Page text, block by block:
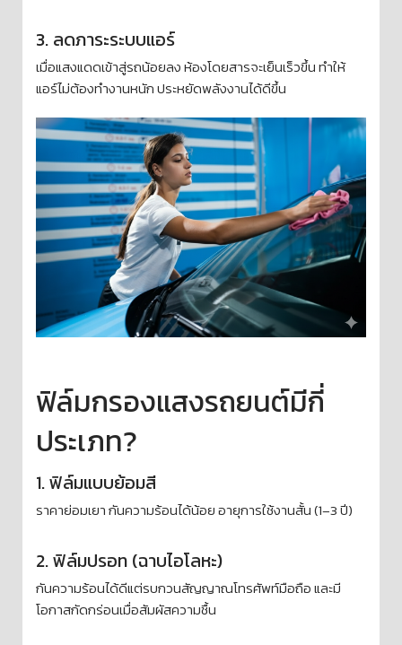
3. ลดภาระระบบแอร์
เมื่อแสงแดดเข้าสู่รถน้อยลง ห้องโดยสารจะเย็นเร็วขึ้น ทำให้
แอร์ไม่ต้องทำงานหนัก ประหยัดพลังงานได้ดีขึ้น
ฟิล์มกรองแสงรถยนต์มีกี่
ประเภท?
1. ฟิล์มแบบย้อมสี
ราคาย่อมเยา กันความร้อนได้น้อย อายุการใช้งานสั้น (1–3 ปี)
2. ฟิล์มปรอท (ฉาบไอโลหะ)
กันความร้อนได้ดีแต่รบกวนสัญญาณโทรศัพท์มือถือ และมี
โอกาสกัดกร่อนเมื่อสัมผัสความชื้น